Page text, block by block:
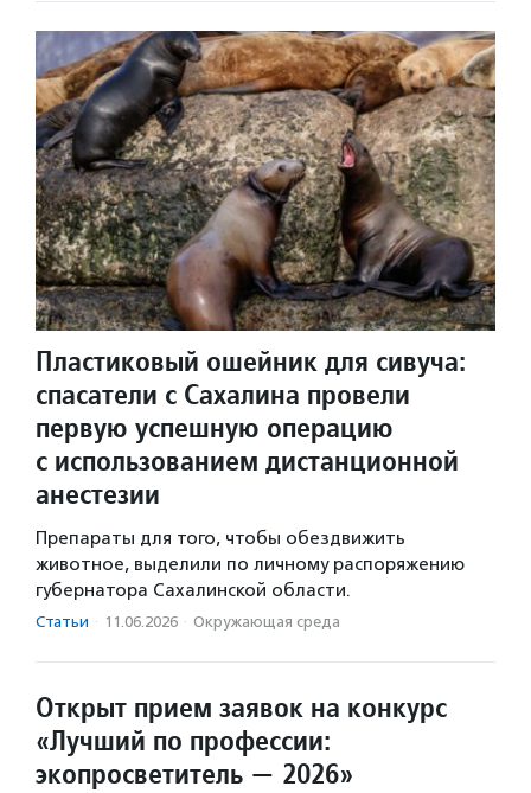
Пластиковый ошейник для сивуча:
спасатели с Сахалина провели
первую успешную операцию
с использованием дистанционной
анестезии
Препараты для того, чтобы обездвижить
животное, выделили по личному распоряжению
губернатора Сахалинской области.
Статьи · 11.06.2026 · Окружающая среда
Открыт прием заявок на конкурс
«Лучший по профессии:
экопросветитель — 2026»